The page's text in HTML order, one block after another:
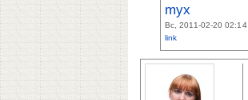
myx
Вс, 2011-02-20 02:14
link